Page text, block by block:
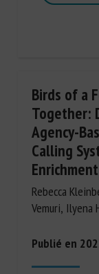
Birds of a
Together:
Agency-
Calling
Rebecca
Vemuri, Ilyena
Publié en